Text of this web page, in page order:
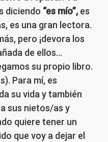
diciendo “es mío”,es
es una gran lectora.
pero ¡devora los
de ellos…
su propio libro.
Para mí, es
su vida y también
sus nietos/as y
quiere tener un
que voy a dejar el